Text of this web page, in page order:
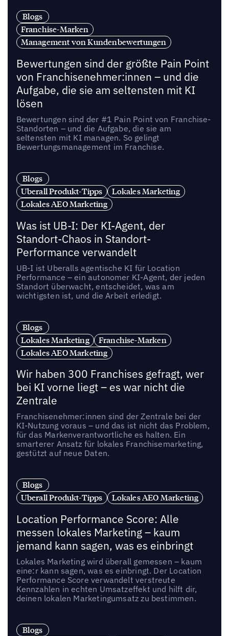
Blogs
Franchise-Marken
Management von Kundenbewertungen
Bewertungen sind der größte Pain Point
von Franchisenehmer:innen – und die
Aufgabe, die sie am seltensten mit KI
lösen
Bewertungen sind der #1 Pain Point von Franchise-
Standorten – und die Aufgabe, die sie am
seltensten mit KI managen. So gelingt
Bewertungsmanagement im Franchise.
Blogs
Uberall Produkt-Tipps
Lokales Marketing
Lokales AEO Marketing
Was ist UB-I: Der KI-Agent, der
Standort-Chaos in Standort-
Performance verwandelt
UB-I ist Uberalls agentische KI für Location
Performance – ein autonomer KI-Agent, der jeden
Standort überwacht, entscheidet, was am
wichtigsten ist, und die Arbeit erledigt.
Blogs
Lokales Marketing
Franchise-Marken
Lokales AEO Marketing
Wir haben 300 Franchises gefragt, wer
bei KI vorne liegt – es war nicht die
Zentrale
Franchisenehmer:innen sind der Zentrale bei der
KI-Nutzung voraus – und das ist nicht das Problem,
für das Markenverantwortliche es halten. Ein
smarterer Ansatz für lokales Franchisemarketing,
gestützt auf neue Daten.
Blogs
Uberall Produkt-Tipps
Lokales AEO Marketing
Location Performance Score: Alle
messen lokales Marketing – kaum
jemand kann sagen, was es einbringt
Lokales Marketing wird überall gemessen – kaum
eine:r kann sagen, was es einbringt. Der Location
Performance Score verwandelt verstreute
Kennzahlen in echten Umsatzeffekt und hilft dir,
deinen lokalen Marketingumsatz zu bestimmen.
Blogs